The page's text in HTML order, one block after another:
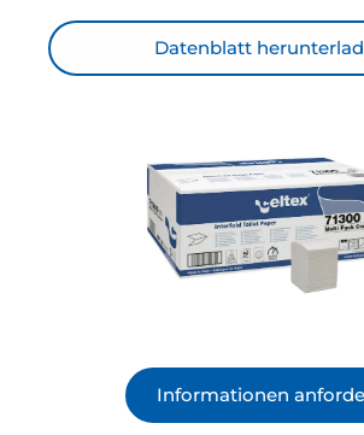
Datenblatt
Informationen